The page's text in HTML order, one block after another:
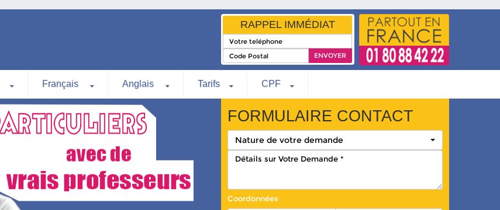
RAPPEL IMMÉDIAT
Français Anglais Tarifs CPF
FORMULAIRE CONTACT
Nature de votre demande
Coordonnées